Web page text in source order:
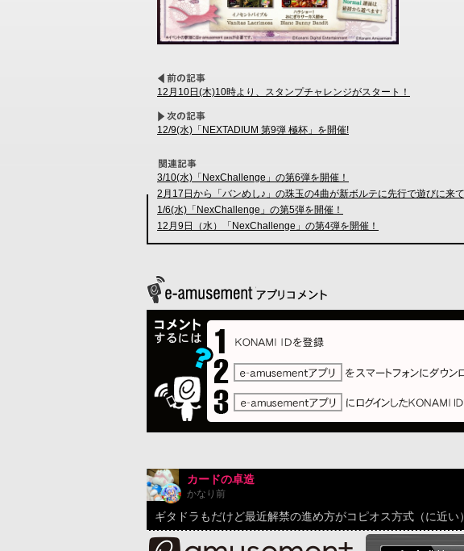
12月10日(木)10時より、スタンプチャレンジがスタート！
12/9(水)「NEXTADIUM 第9弾 極杯」を開催!
3/10(水)「NexChallenge」の第6弾を開催！
2月17日から「バンめし♪」の珠玉の4曲が新ボルテに先行で遊びに来
1/6(水)「NexChallenge」の第5弾を開催！
12月9日（水）「NexChallenge」の第4弾を開催！
カードの卓造
かなり前
ギタドラもだけど最近解禁の進め方がコピオス方式（に近い